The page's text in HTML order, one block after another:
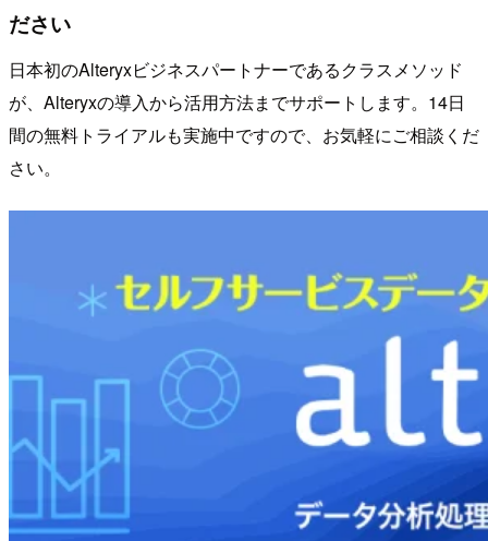
ださい
日本初のAlteryxビジネスパートナーであるクラスメソッド
が、Alteryxの導入から活用方法までサポートします。14日
間の無料トライアルも実施中ですので、お気軽にご相談くだ
さい。